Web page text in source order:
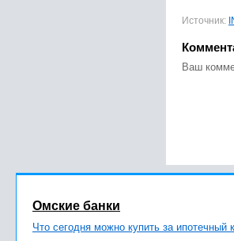
Источник:
Ваш
Омские банки
Что сегодня можно купить за ипотечный